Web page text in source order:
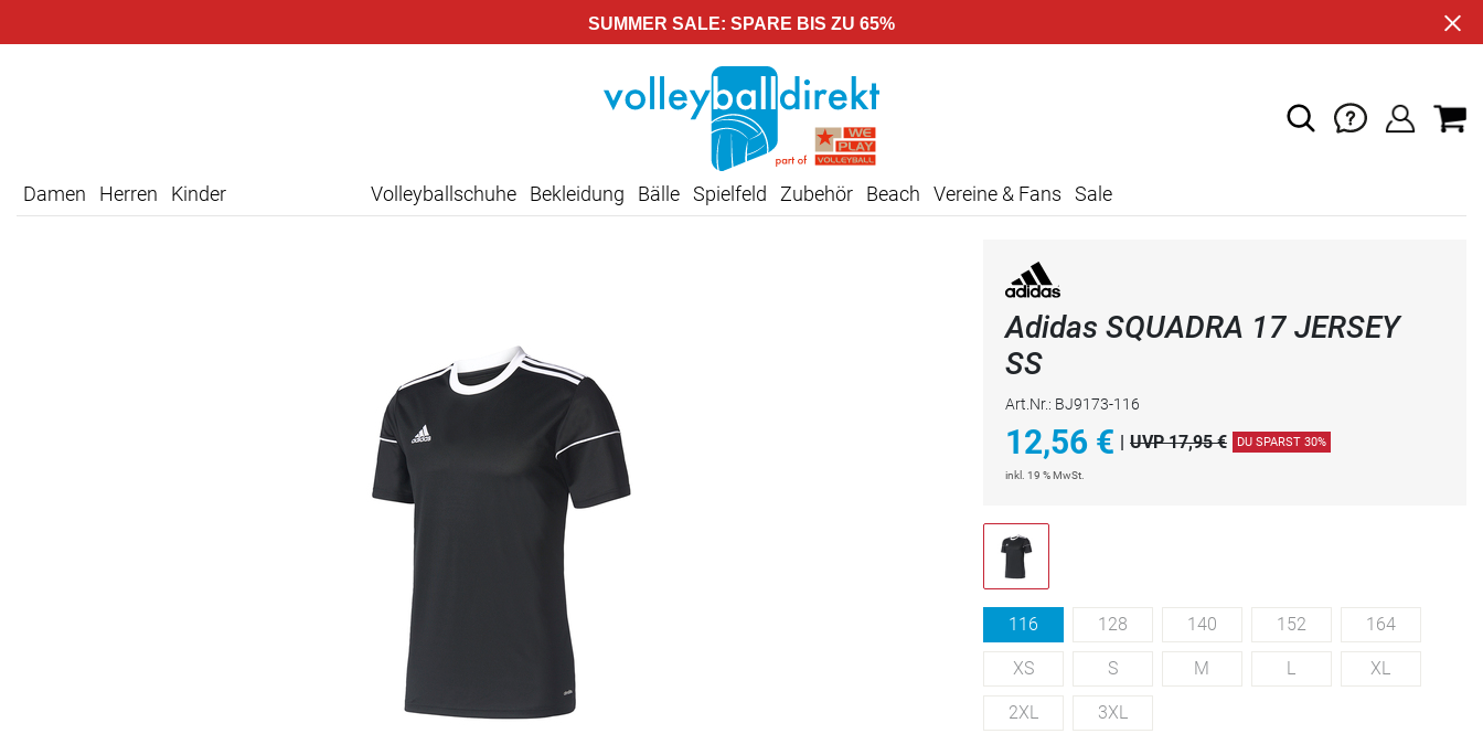
SUMMER SALE: SPARE BIS ZU 65%
Damen Herren Kinder Volleyballschuhe Bekleidung Bälle Spielfeld Zubehör Beach Vereine & Fans Sale
Adidas SQUADRA 17 JERSEY
SS
Art.Nr.: BJ9173-116
12,56 € | UVP 17,95 € DU SPARST 30%
inkl. 19 % MwSt.
116 128 140 152 164
XS S M L XL
2XL 3XL